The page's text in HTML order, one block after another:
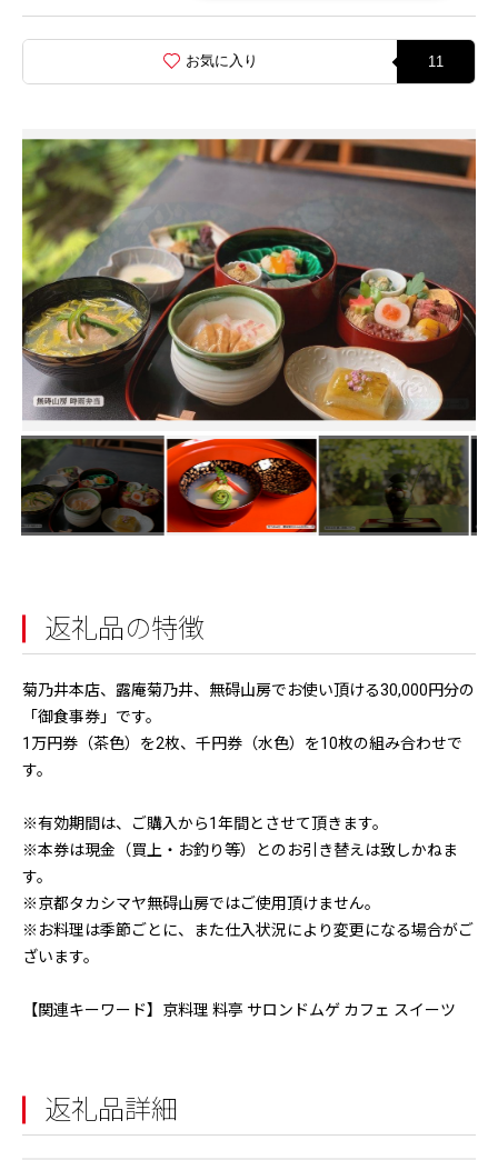
お気に入り 11
返礼品の特徴
菊乃井本店、露庵菊乃井、無碍山房でお使い頂ける30,000円分の
「御食事券」です。
1万円券（茶色）を2枚、千円券（水色）を10枚の組み合わせで
す。
※有効期間は、ご購入から1年間とさせて頂きます。
※本券は現金（買上・お釣り等）とのお引き替えは致しかねま
す。
※京都タカシマヤ無碍山房ではご使用頂けません。
※お料理は季節ごとに、また仕入状況により変更になる場合がご
ざいます。
【関連キーワード】京料理 料亭 サロンドムゲ カフェ スイーツ
返礼品詳細